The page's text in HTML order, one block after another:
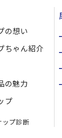
の想い
ちゃん紹介
の魅力
プ
ップ診断